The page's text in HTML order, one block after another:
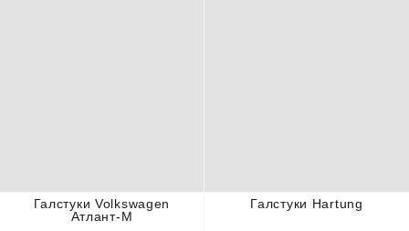
Галстуки Volkswagen
Атлант-М
Галстуки Hartung